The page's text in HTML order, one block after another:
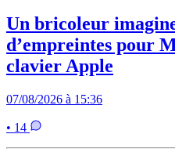
Un bricoleur
d’empreintes pour
clavier Apple
07/08/2026 à 15:36
• 14